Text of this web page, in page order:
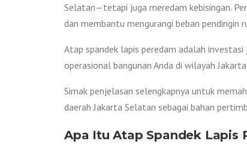
Selatan—tetapi juga meredam kebisingan.
dan membantu mengurangi beban pendingin
Atap spandek lapis peredam adalah
operasional bangunan Anda di wilayah
Simak penjelasan selengkapnya untuk
daerah Jakarta Selatan sebagai bahan
Apa Itu Atap Spandek Lapis